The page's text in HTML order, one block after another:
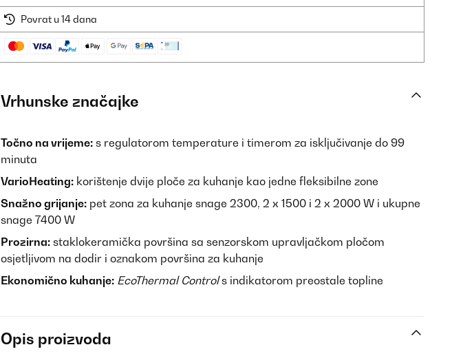
Povrat u 14 dana
Vrhunske značajke
Točno na vrijeme: s regulatorom temperature i timerom za isključivanje do 99
minuta
VarioHeating: korištenje dvije ploče za kuhanje kao jedne fleksibilne zone
Snažno grijanje: pet zona za kuhanje snage 2300, 2 x 1500 i 2 x 2000 W i ukupne
snage 7400 W
Prozirna: staklokeramička površina sa senzorskom upravljačkom pločom
osjetljivom na dodir i oznakom površina za kuhanje
Ekonomično kuhanje: EcoThermal Controls indikatorom preostale topline
Opis proizvoda